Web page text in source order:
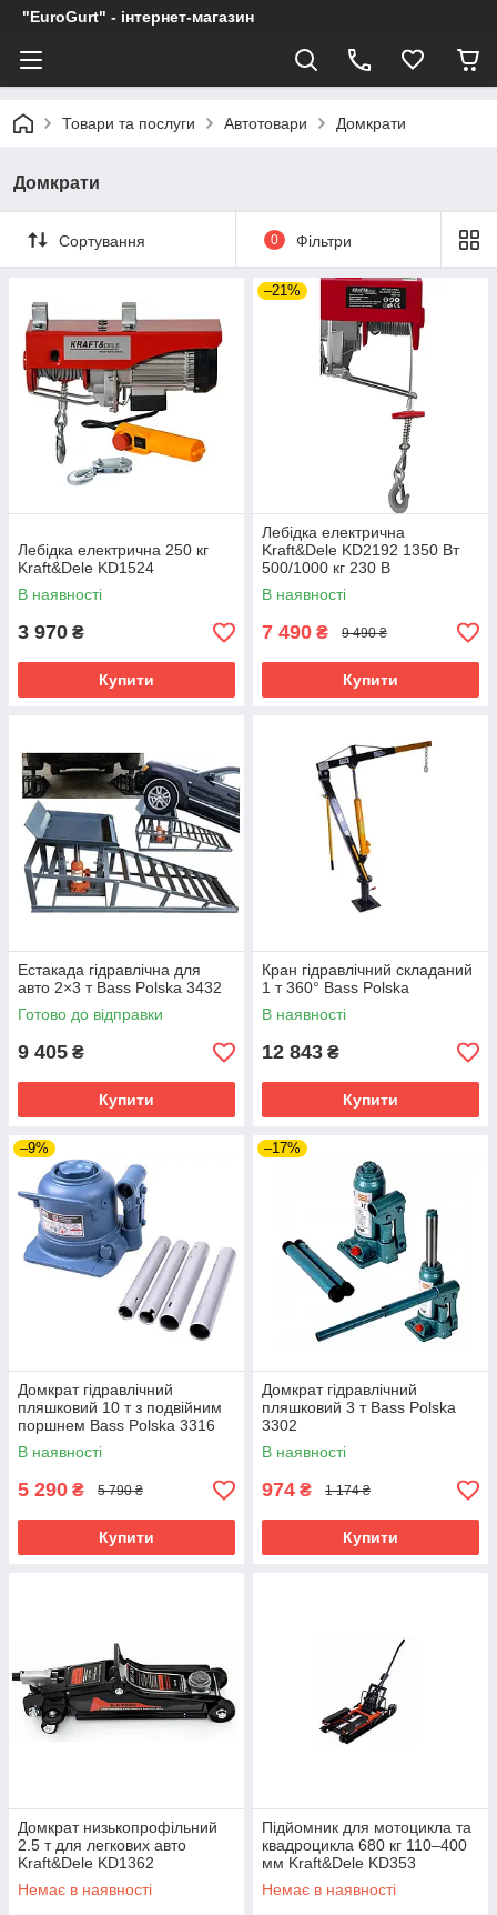
"EuroGurt" - інтернет-магазин
Товари та послуги Автотовари Домкрати
Домкрати
Сортування 0 Фільтри
Лебідка електрична 250 кг
Kraft&Dele KD1524
В наявності
3 970 ₴
Купити
–21%
Лебідка електрична
Kraft&Dele KD2192 1350 Вт
500/1000 кг 230 В
В наявності
7 490 ₴ 9 490 ₴
Купити
Естакада гідравлічна для
авто 2×3 т Bass Polska 3432
Готово до відправки
9 405 ₴
Купити
Кран гідравлічний складаний
1 т 360° Bass Polska
В наявності
12 843 ₴
Купити
–9%
Домкрат гідравлічний
пляшковий 10 т з подвійним
поршнем Bass Polska 3316
В наявності
5 290 ₴ 5 790 ₴
Купити
–17%
Домкрат гідравлічний
пляшковий 3 т Bass Polska
3302
В наявності
974 ₴ 1 174 ₴
Купити
Домкрат низькопрофільний
2.5 т для легкових авто
Kraft&Dele KD1362
Немає в наявності
Підйомник для мотоцикла та
квадроцикла 680 кг 110–400
мм Kraft&Dele KD353
Немає в наявності